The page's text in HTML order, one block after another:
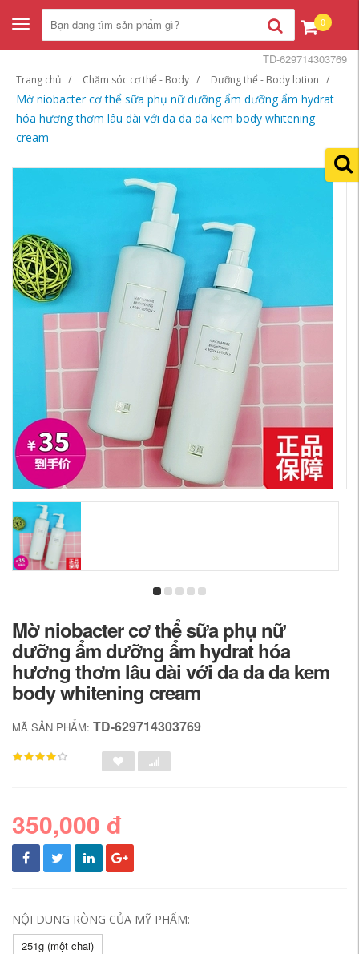
Toggle
navigation
0
Trang chủ Chăm sóc cơ thể - Body Dưỡng thể - Body lotion
Mờ niobacter cơ thể sữa phụ nữ dưỡng ẩm dưỡng ẩm hydrat
hóa hương thơm lâu dài với da da da kem body whitening
cream
TD-629714303769
Mờ niobacter cơ thể sữa phụ nữ
dưỡng ẩm dưỡng ẩm hydrat hóa
hương thơm lâu dài với da da da kem
body whitening cream
MÃ SẢN PHẨM: TD-629714303769
350,000 đ
NỘI DUNG RÒNG CỦA MỸ PHẨM:
251g (một chai)